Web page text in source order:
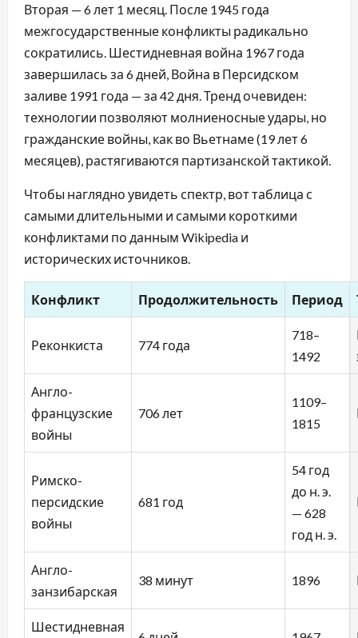
Вторая — 6 лет 1 месяц. После 1945 года
межгосударственные конфликты радикально
сократились. Шестидневная война 1967 года
завершилась за 6 дней, Война в Персидском
заливе 1991 года — за 42 дня. Тренд очевиден:
технологии позволяют молниеносные удары, но
гражданские войны, как во Вьетнаме (19 лет 6
месяцев), растягиваются партизанской тактикой.
Чтобы наглядно увидеть спектр, вот таблица с
самыми длительными и самыми короткими
конфликтами по данным Wikipedia и
исторических источников.
Конфликт Продолжительность Период
Реконкиста 774 года
718–
1492
Англо-
французские
войны
706 лет
1109–
1815
Римско-
персидские
войны
681 год
54 год
до н. э.
— 628
год н. э.
Англо-
занзибарская
38 минут 1896
Шестидневная